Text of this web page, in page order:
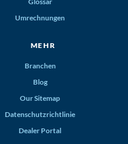
Umrechnungen
MEHR
Branchen
Blog
Our Sitemap
Datenschutzrichtlinie
Dealer Portal